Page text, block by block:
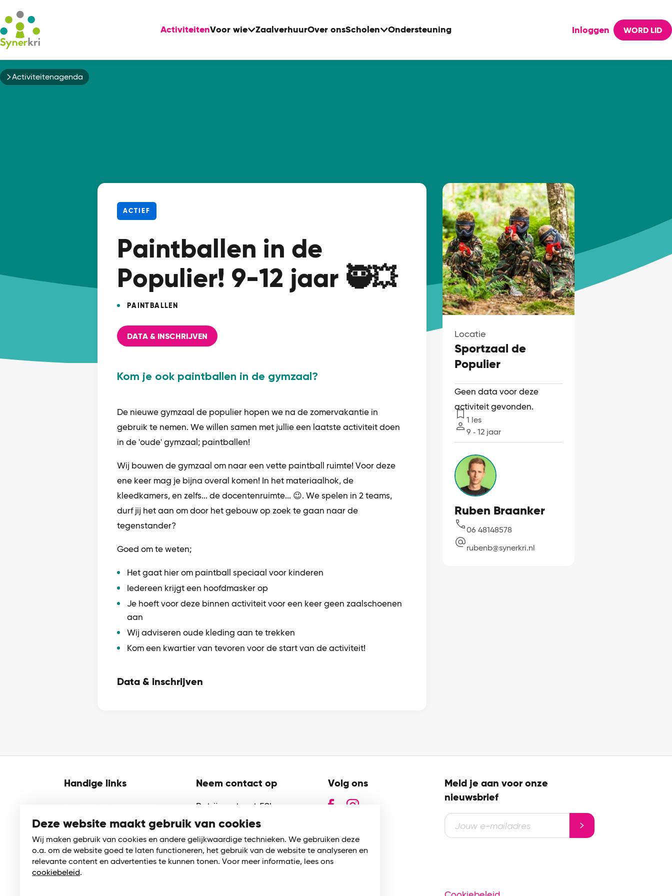
Deze website maakt gebruik van cookies
Wij maken gebruik van cookies en andere gelijkwaardige technieken. We gebruiken deze
o.a. om de website goed te laten functioneren, het gebruik van de website te analyseren en
relevante content en advertenties te kunnen tonen. Voor meer informatie, lees ons
cookiebeleid.
ActiviteitenVoor wie ZaalverhuurOver onsScholen Ondersteuning Inloggen WORD LID
Kruimelpad
Activiteitenagenda
ACTIEF
Paintballen in de
Populier! 9-12 jaar 🥷💥
PAINTBALLEN
DATA & INSCHRIJVEN
Kom je ook paintballen in de gymzaal?
De nieuwe gymzaal de populier hopen we na de zomervakantie in
gebruik te nemen. We willen samen met jullie een laatste activiteit doen
in de 'oude' gymzaal; paintballen!
Wij bouwen de gymzaal om naar een vette paintball ruimte! Voor deze
ene keer mag je bijna overal komen! In het materiaalhok, de
kleedkamers, en zelfs... de docentenruimte... 😉. We spelen in 2 teams,
durf jij het aan om door het gebouw op zoek te gaan naar de
tegenstander?
Goed om te weten;
Het gaat hier om paintball speciaal voor kinderen
Iedereen krijgt een hoofdmasker op
Je hoeft voor deze binnen activiteit voor een keer geen zaalschoenen
aan
Wij adviseren oude kleding aan te trekken
Kom een kwartier van tevoren voor de start van de activiteit!
Data & inschrijven
Locatie
Sportzaal de
Populier
Geen data voor deze
activiteit gevonden.
Lessen
1 les
Leeftijd
9 ‐ 12 jaar
Ruben Braanker
06 48148578
rubenb@synerkri.nl
Handige links
Cultuurmenu
Schoolsporttoernooien
Zaalverhuur
Neem contact op
Patrijzenstraat 59b
2922 GN
0180 745 002
Volg ons
Meld je aan voor onze
nieuwsbrief